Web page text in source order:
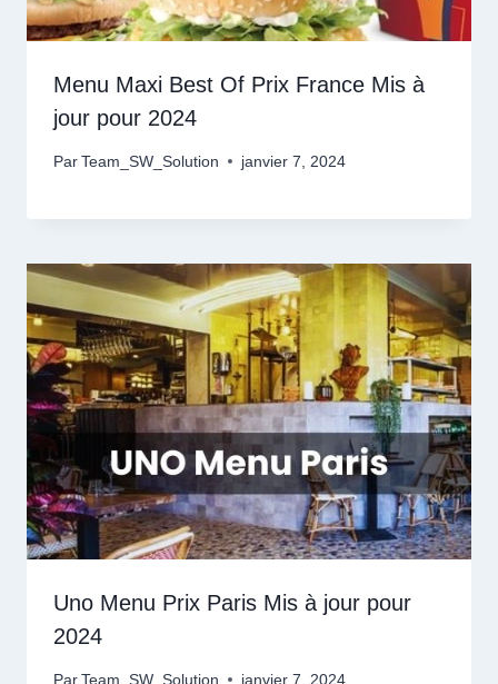
Menu Maxi Best Of Prix France Mis à
jour pour 2024
Par Team_SW_Solution janvier 7, 2024
Uno Menu Prix Paris Mis à jour pour
2024
Par Team_SW_Solution janvier 7, 2024